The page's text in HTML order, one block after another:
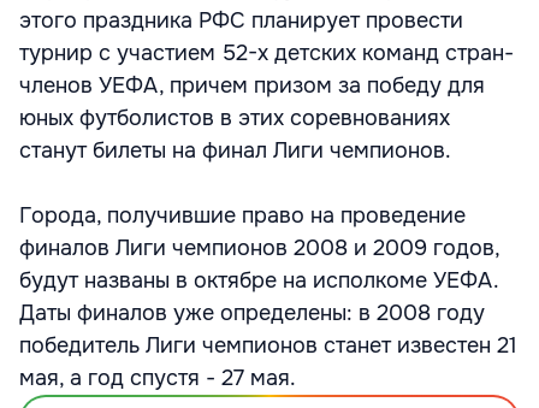
этого праздника РФС планирует провести
турнир с участием 52-х детских команд стран-
членов УЕФА, причем призом за победу для
юных футболистов в этих соревнованиях
станут билеты на финал Лиги чемпионов.
Города, получившие право на проведение
финалов Лиги чемпионов 2008 и 2009 годов,
будут названы в октябре на исполкоме УЕФА.
Даты финалов уже определены: в 2008 году
победитель Лиги чемпионов станет известен 21
мая, а год спустя - 27 мая.